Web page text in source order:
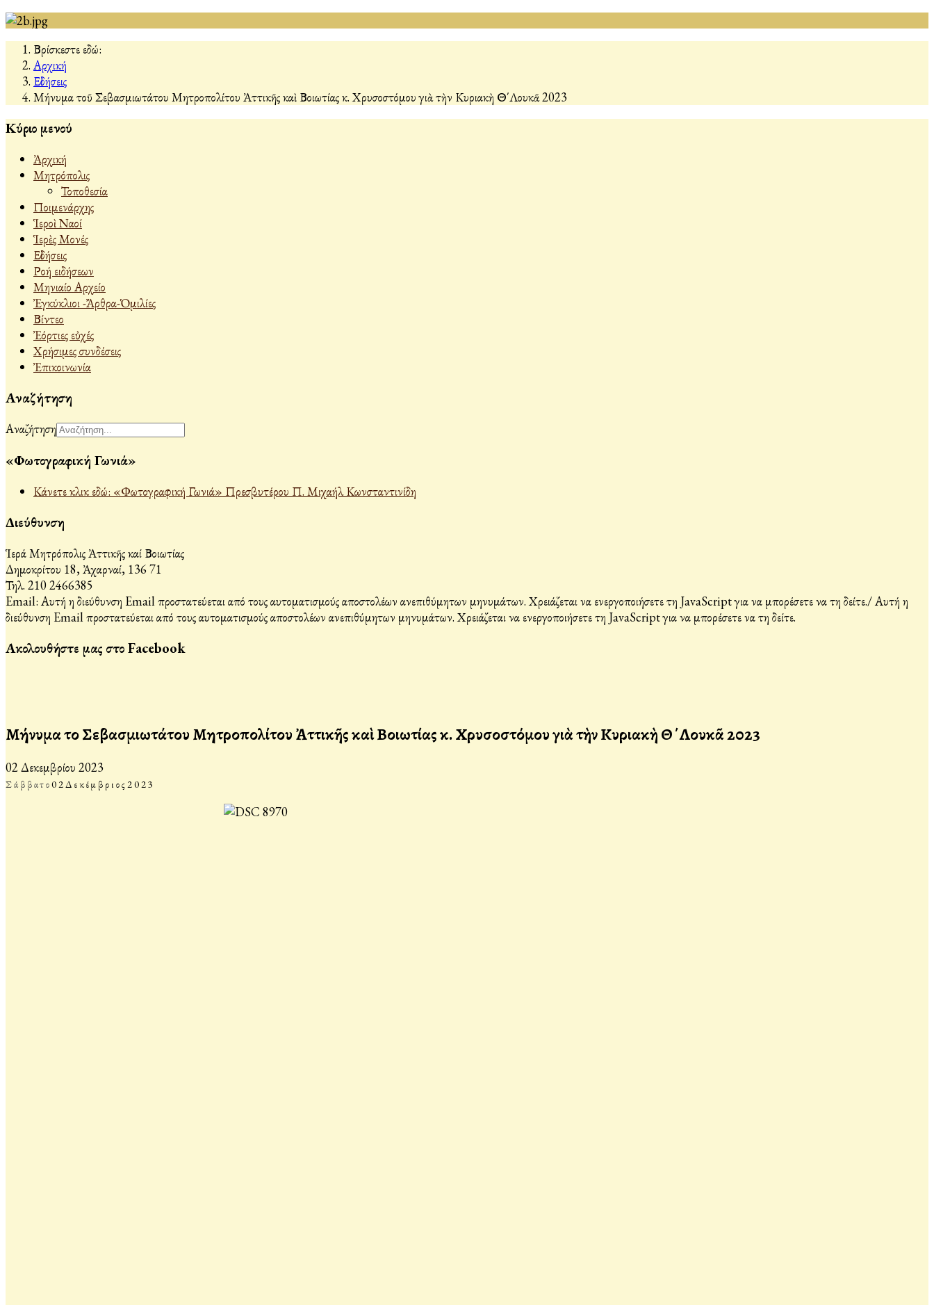
Βρίσκεστε εδώ:
Αρχική
Εἰδήσεις
Μήνυμα τοῦ Σεβασμιωτάτου Μητροπολίτου Ἀττικῆς καὶ Βοιωτίας κ. Χρυσοστόμου γιὰ τὴν Κυριακὴ Θ΄Λουκᾶ 2023
Κύριο μενού
Ἀρχική
Μητρόπολις
Τοποθεσία
Ποιμενάρχης
Ἱεροὶ Ναοί
Ἱερὲς Μονές
Εἰδήσεις
Ροή ειδήσεων
Μηνιαίο Αρχείο
Ἐγκύκλιοι -Ἄρθρα-Ὁμιλίες
Βίντεο
Ἐόρτιες εὐχές
Χρήσιμες συνδέσεις
Ἐπικοινωνία
Αναζήτηση
Αναζήτηση
«Φωτογραφική Γωνιά»
Κάνετε κλικ εδώ: «Φωτογραφική Γωνιά» Πρεσβυτέρου Π. Μιχαήλ Κωνσταντινίδη
Διεύθυνση
Ἱερά Μητρόπολις Ἀττικῆς καί Βοιωτίας
Δημοκρίτου 18, Ἀχαρναί, 136 71
Τηλ. 210 2466385
Email: Αυτή η διεύθυνση Email προστατεύεται από τους αυτοματισμούς αποστολέων ανεπιθύμητων μηνυμάτων. Χρειάζεται να ενεργοποιήσετε τη JavaScript για να μπορέσετε να τη δείτε./Αυτή η
διεύθυνση Email προστατεύεται από τους αυτοματισμούς αποστολέων ανεπιθύμητων μηνυμάτων. Χρειάζεται να ενεργοποιήσετε τη JavaScript για να μπορέσετε να τη δείτε.
Ακολουθήστε μας στο Facebook
Μήνυμα τοῦ Σεβασμιωτάτου Μητροπολίτου Ἀττικῆς καὶ Βοιωτίας κ. Χρυσοστόμου γιὰ τὴν Κυριακὴ Θ΄Λουκᾶ 2023
02 Δεκεμβρίου 2023
Σάββατο02Δεκέμβριος2023